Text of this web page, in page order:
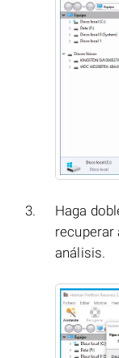
Haga
recuperar
análisis.